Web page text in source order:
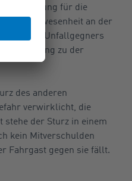
für die
Anwesenheit an der
des Unfallgegners
zu der
des anderen
verwirklicht, die
der Sturz in einem
kein Mitverschulden
Fahrgast gegen sie fällt.